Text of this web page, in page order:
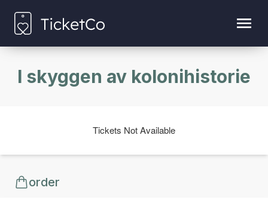
I skyggen av kolonihistorie
Tickets Not Available
order